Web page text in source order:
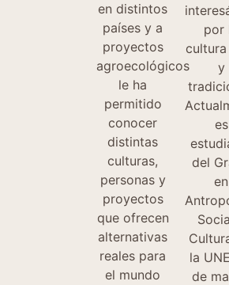
en distintos
países y a
proyectos
agroecológicos
le ha
permitido
conocer
distintas
culturas,
personas y
proyectos
que ofrecen
alternativas
reales para
el mundo
por
y
es
del
en
la
de